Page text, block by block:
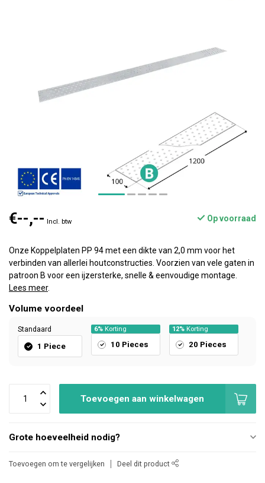
€--,-- Incl. btw Op voorraad
Onze Koppelplaten PP 94 met een dikte van 2,0 mm voor het
verbinden van allerlei houtconstructies. Voorzien van vele gaten in
patroon B voor een ijzersterke, snelle & eenvoudige montage.
Lees meer.
Volume voordeel
Standaard
1 Piece
6% Korting
10 Pieces
12% Korting
20 Pieces
Toevoegen aan winkelwagen
Grote hoeveelheid nodig?
Toevoegen om te vergelijken Deel dit product